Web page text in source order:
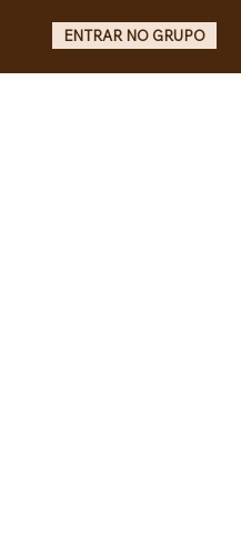
ENTRAR NO GRUPO